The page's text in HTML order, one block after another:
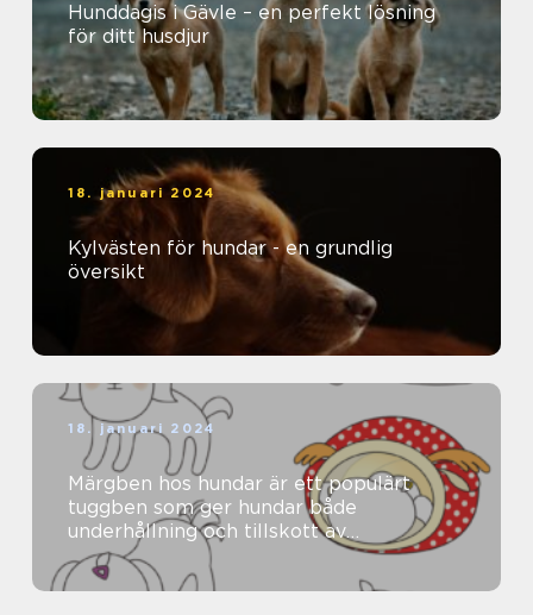
Hunddagis i Gävle – en perfekt lösning
för ditt husdjur
18. januari 2024
Kylvästen för hundar - en grundlig
översikt
18. januari 2024
Märgben hos hundar är ett populärt
tuggben som ger hundar både
underhållning och tillskott av
näringsämnen